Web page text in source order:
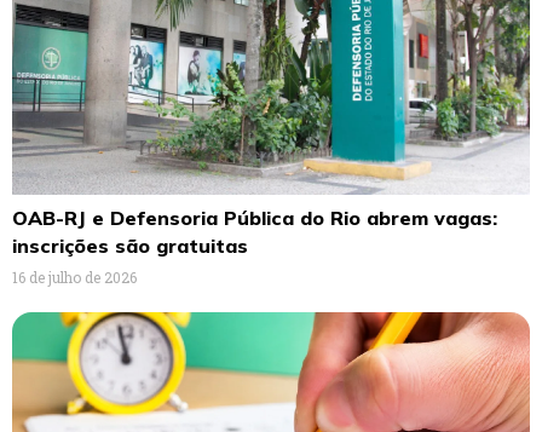
OAB-RJ e Defensoria Pública do Rio abrem vagas:
inscrições são gratuitas
16 de julho de 2026